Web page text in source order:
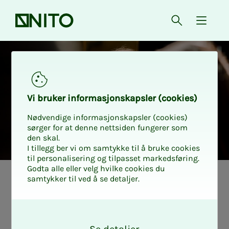
Forsiden Åpne søk
{
Nes­­­te skritt: In­­­
Vi bru­­­ker in­­­for­­­ma­­­sjons­­­kaps­­­­­ler (cookies)
Nødvendige informasjonskapsler (cookies)
sørger for at denne nettsiden fungerer som
den skal.
I tillegg ber vi om samtykke til å bruke cookies
til personalisering og tilpasset markedsføring.
Godta alle eller velg hvilke cookies du
samtykker til ved å se detaljer.